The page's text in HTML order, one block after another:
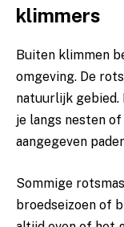
klimmers
Buiten klimmen
omgeving. De
natuurlijk gebied.
je langs nesten
aangegeven
Sommige
broedseizoen of